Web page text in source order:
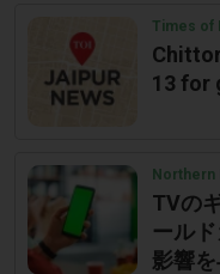
Times of
13 for
Northern
TVの
ール
影響